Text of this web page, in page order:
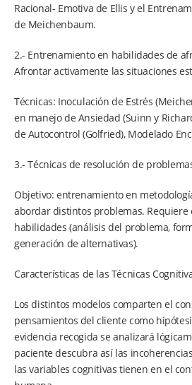
Racional- Emotiva de Ellis y el
de Meichenbaum.
2.- Entrenamiento en habilidades de
Afrontar activamente las situaciones
Técnicas: Inoculación de Estrés
en manejo de Ansiedad (Suinn y
de Autocontrol (Golfried), Modelado
3.- Técnicas de resolución de
Objetivo: entrenamiento en
abordar distintos problemas. Requiere
habilidades (análisis del problema,
generación de alternativas).
Características de las Técnicas
Los distintos modelos comparten el
pensamientos del cliente como
evidencia recogida se analizará
paciente descubra así las
las variables cognitivas tienen en el